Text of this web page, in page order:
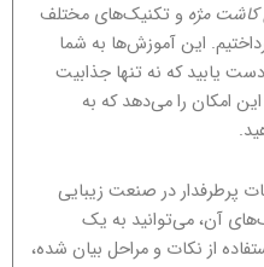
مژه و تکنیک‌های مختلف
این آموزش‌ها به شما
یابید که نه تنها جذابیت
امکان را می‌دهد که به
پرطرفدار در صنعت زیبایی
آن، می‌توانید به یک
از نکات و مراحل بیان شده،